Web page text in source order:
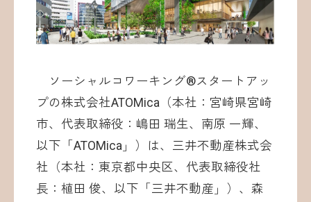
©ATOMica Inc., All Rights Reserved.
ソーシャルコワーキング®︎スタートアッ
プの株式会社ATOMica（本社：宮崎県宮崎
市、代表取締役：嶋田 瑞生、南原 一輝、
以下「ATOMica」）は、三井不動産株式会
社（本社：東京都中央区、代表取締役社
長：植田 俊、以下「三井不動産」）、森